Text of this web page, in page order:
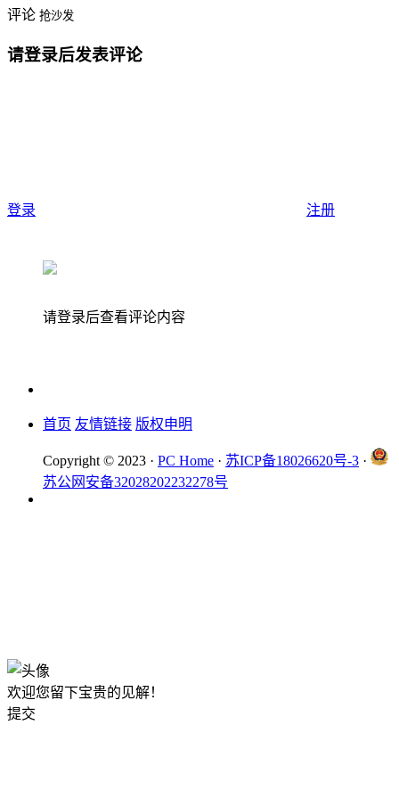
评论 抢沙发
请登录后发表评论
登录 注册
请登录后查看评论内容
首页 友情链接 版权申明
Copyright © 2023 · PC Home · 苏ICP备18026620号-3 ·
苏公网安备32028202232278号
欢迎您留下宝贵的见解！
提交